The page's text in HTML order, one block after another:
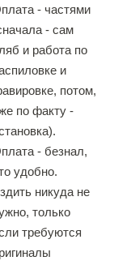
- частями
- сам
и работа по
и
потом,
по факту -
- безнал,
удобно.
никуда не
только
требуются